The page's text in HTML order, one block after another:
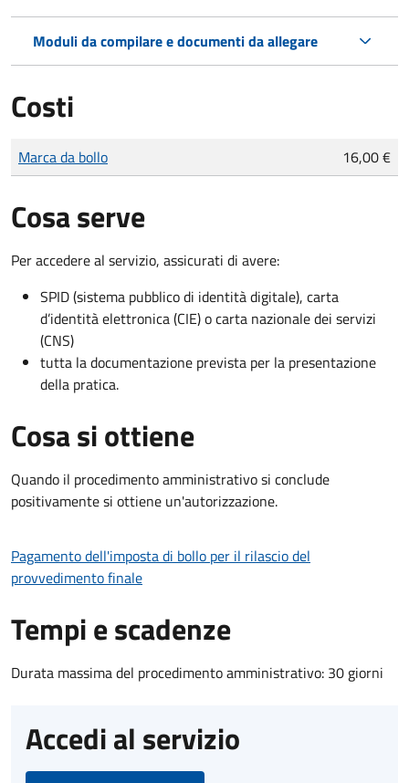
Moduli da compilare e documenti da allegare
Costi
Tipo di pagamento
Importo
Marca da bollo 16,00 €
Cosa serve
Per accedere al servizio, assicurati di avere:
SPID (sistema pubblico di identità digitale), carta
d’identità elettronica (CIE) o carta nazionale dei servizi
(CNS)
tutta la documentazione prevista per la presentazione
della pratica.
Cosa si ottiene
Quando il procedimento amministrativo si conclude
positivamente si ottiene un'autorizzazione.
Pagamento dell'imposta di bollo per il rilascio del
provvedimento finale
Tempi e scadenze
Durata massima del procedimento amministrativo: 30 giorni
Accedi al servizio